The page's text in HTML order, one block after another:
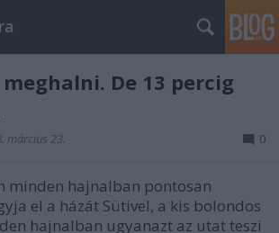
De 13 percig
március 23. 0
minden hajnalban pontosan
el a házát Sütivel, a kis bolondos
hajnalban ugyanazt az utat teszi